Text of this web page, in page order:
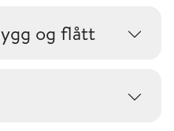
og flått